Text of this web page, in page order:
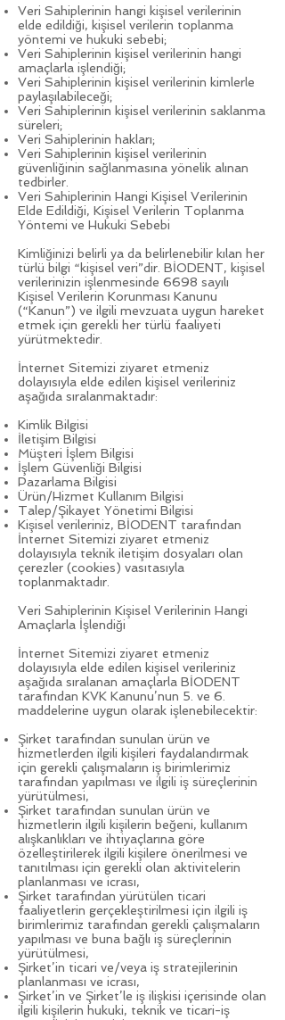
Veri Sahiplerinin hangi kişisel verilerinin
elde edildiği, kişisel verilerin toplanma
yöntemi ve hukuki sebebi;
Veri Sahiplerinin kişisel verilerinin hangi
amaçlarla işlendiği;
Veri Sahiplerinin kişisel verilerinin kimlerle
paylaşılabileceği;
Veri Sahiplerinin kişisel verilerinin saklanma
süreleri;
Veri Sahiplerinin hakları;
Veri Sahiplerinin kişisel verilerinin
güvenliğinin sağlanmasına yönelik alınan
tedbirler.
Veri Sahiplerinin Hangi Kişisel Verilerinin
Elde Edildiği, Kişisel Verilerin Toplanma
Yöntemi ve Hukuki Sebebi
Kimliğinizi belirli ya da belirlenebilir kılan her
türlü bilgi “kişisel veri”dir. BİODENT, kişisel
verilerinizin işlenmesinde 6698 sayılı
Kişisel Verilerin Korunması Kanunu
(“Kanun”) ve ilgili mevzuata uygun hareket
etmek için gerekli her türlü faaliyeti
yürütmektedir.
İnternet Sitemizi ziyaret etmeniz
dolayısıyla elde edilen kişisel verileriniz
aşağıda sıralanmaktadır:
Kimlik Bilgisi
İletişim Bilgisi
Müşteri İşlem Bilgisi
İşlem Güvenliği Bilgisi
Pazarlama Bilgisi
Ürün/Hizmet Kullanım Bilgisi
Talep/Şikayet Yönetimi Bilgisi
Kişisel verileriniz, BİODENT tarafından
İnternet Sitemizi ziyaret etmeniz
dolayısıyla teknik iletişim dosyaları olan
çerezler (cookies) vasıtasıyla
toplanmaktadır.
Veri Sahiplerinin Kişisel Verilerinin Hangi
Amaçlarla İşlendiği
İnternet Sitemizi ziyaret etmeniz
dolayısıyla elde edilen kişisel verileriniz
aşağıda sıralanan amaçlarla BİODENT
tarafından KVK Kanunu’nun 5. ve 6.
maddelerine uygun olarak işlenebilecektir:
Şirket tarafından sunulan ürün ve
hizmetlerden ilgili kişileri faydalandırmak
için gerekli çalışmaların iş birimlerimiz
tarafından yapılması ve ilgili iş süreçlerinin
yürütülmesi,
Şirket tarafından sunulan ürün ve
hizmetlerin ilgili kişilerin beğeni, kullanım
alışkanlıkları ve ihtiyaçlarına göre
özelleştirilerek ilgili kişilere önerilmesi ve
tanıtılması için gerekli olan aktivitelerin
planlanması ve icrası,
Şirket tarafından yürütülen ticari
faaliyetlerin gerçekleştirilmesi için ilgili iş
birimlerimiz tarafından gerekli çalışmaların
yapılması ve buna bağlı iş süreçlerinin
yürütülmesi,
Şirket’in ticari ve/veya iş stratejilerinin
planlanması ve icrası,
Şirket’in ve Şirket’le iş ilişkisi içerisinde olan
ilgili kişilerin hukuki, teknik ve ticari-iş